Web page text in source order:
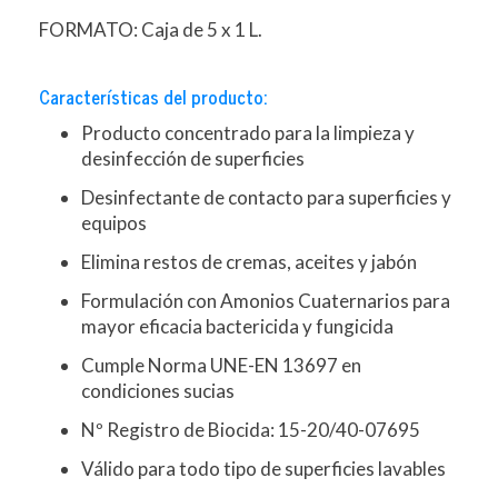
FORMATO: Caja de 5 x 1 L.
Características del producto:
Producto concentrado para la limpieza y
desinfección de superficies
Desinfectante de contacto para superficies y
equipos
Elimina restos de cremas, aceites y jabón
Formulación con Amonios Cuaternarios para
mayor eficacia bactericida y fungicida
Cumple Norma UNE-EN 13697 en
condiciones sucias
Nº Registro de Biocida: 15-20/40-07695
Válido para todo tipo de superficies lavables